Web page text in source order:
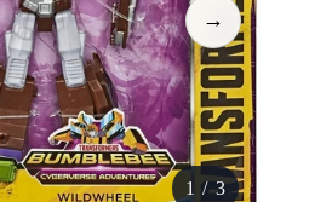
→
1 /3